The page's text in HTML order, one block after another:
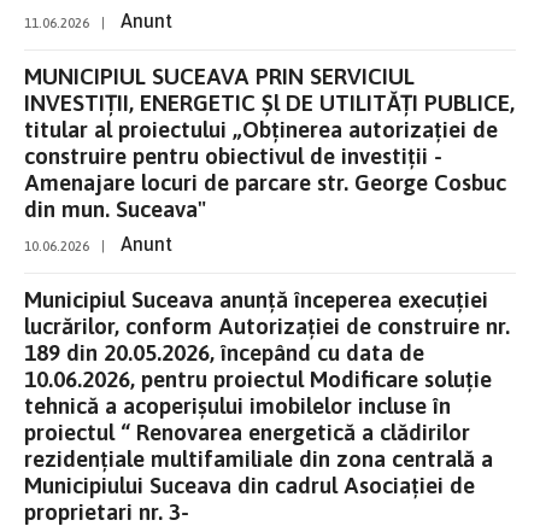
11.06.2026 Anunt
MUNICIPIUL SUCEAVA PRIN SERVICIUL
INVESTIȚII, ENERGETIC Șl DE UTILITĂȚI PUBLICE,
titular al proiectului „Obținerea autorizației de
construire pentru obiectivul de investiții -
Amenajare locuri de parcare str. George Cosbuc
din mun. Suceava"
10.06.2026 Anunt
Municipiul Suceava anunță începerea execuției
lucrărilor, conform Autorizației de construire nr.
189 din 20.05.2026, începând cu data de
10.06.2026, pentru proiectul Modificare soluție
tehnică a acoperișului imobilelor incluse în
proiectul “ Renovarea energetică a clădirilor
rezidențiale multifamiliale din zona centrală a
Municipiului Suceava din cadrul Asociației de
proprietari nr. 3-